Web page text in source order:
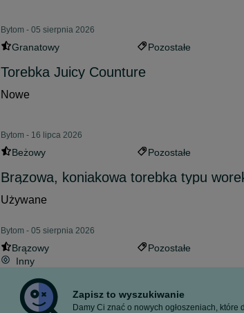
Bytom - 05 sierpnia 2026
Granatowy Pozostałe
Torebka Juicy Counture
Nowe
Bytom - 16 lipca 2026
Beżowy Pozostałe
Brązowa, koniakowa torebka typu
Używane
Bytom - 05 sierpnia 2026
Brązowy
Pozostałe
Inny
Zapisz to wyszukiwanie
Damy Ci znać o nowych ogłoszeniach, które